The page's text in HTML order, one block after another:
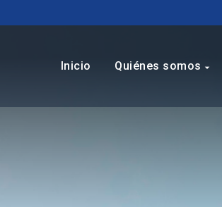
Inicio Quiénes somos arrow_drop_down